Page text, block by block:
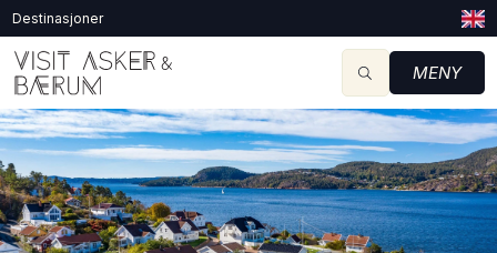
Destinasjoner
MENY